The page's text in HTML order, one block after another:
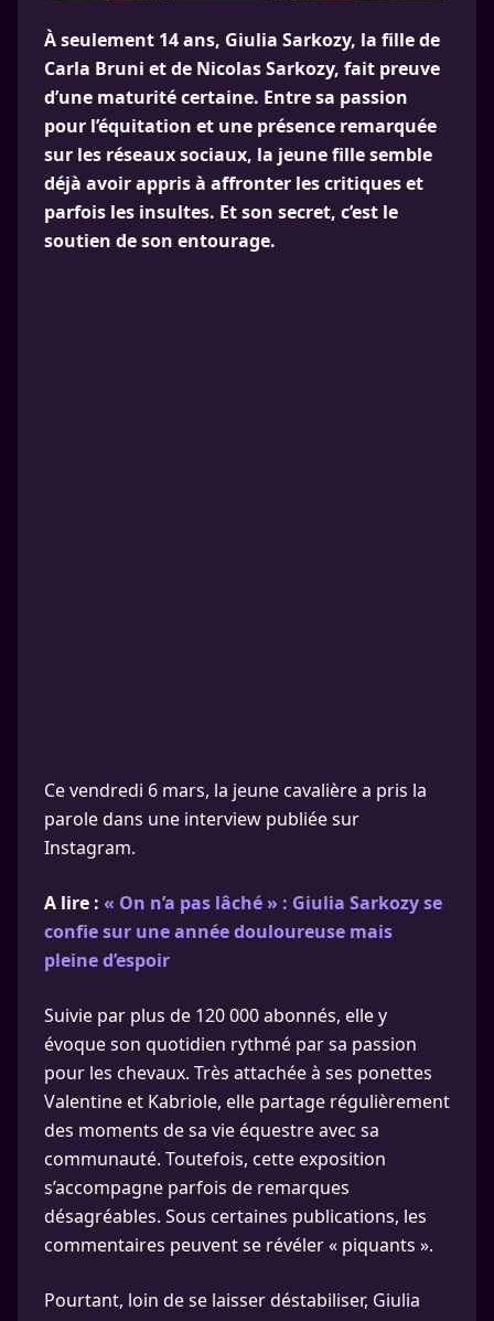
À seulement 14 ans, Giulia Sarkozy, la fille de
Carla Bruni et de Nicolas Sarkozy, fait preuve
d’une maturité certaine. Entre sa passion
pour l’équitation et une présence remarquée
sur les réseaux sociaux, la jeune fille semble
déjà avoir appris à affronter les critiques et
parfois les insultes. Et son secret, c’est le
soutien de son entourage.
Ce vendredi 6 mars, la jeune cavalière a pris la
parole dans une interview publiée sur
Instagram.
A lire : « On n’a pas lâché » : Giulia Sarkozy se
confie sur une année douloureuse mais
pleine d’espoir
Suivie par plus de 120 000 abonnés, elle y
évoque son quotidien rythmé par sa passion
pour les chevaux. Très attachée à ses ponettes
Valentine et Kabriole, elle partage régulièrement
des moments de sa vie équestre avec sa
communauté. Toutefois, cette exposition
s’accompagne parfois de remarques
désagréables. Sous certaines publications, les
commentaires peuvent se révéler « piquants ».
Pourtant, loin de se laisser déstabiliser, Giulia